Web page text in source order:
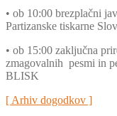
• ob 10:00 brezplačni
Partizanske tiskarne
• ob 15:00 zaključna
zmagovalnih pesmi in
BLISK
[ Arhiv dogodkov ]